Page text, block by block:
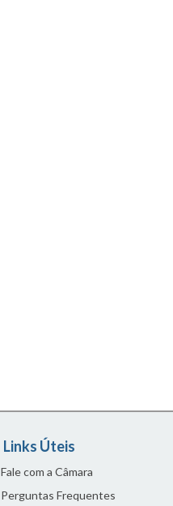
Links Úteis
Fale com a Câmara
Perguntas Frequentes